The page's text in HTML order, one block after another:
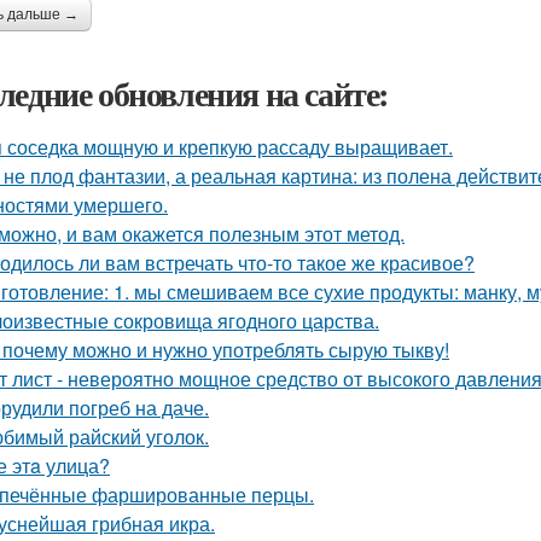
дальше →
обновления на сайте:
мощную и крепкую рассаду выращивает.
плод фантазии, а реальная картина: из полена
умершего.
и вам окажется полезным этот метод.
ли вам встречать что-то такое же красивое?
1. мы смешиваем все сухие продукты: манку,
сокровища ягодного царства.
можно и нужно употреблять сырую тыкву!
лист - невероятно мощное средство от высокого
погреб на даче.
райский уголок.
этa улица?
фаршированные перцы.
грибная икра.